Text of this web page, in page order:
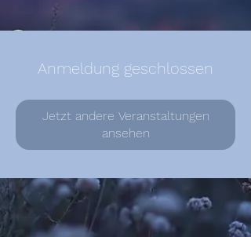
Anmeldung geschlossen
Jetzt andere Veranstaltungen
ansehen